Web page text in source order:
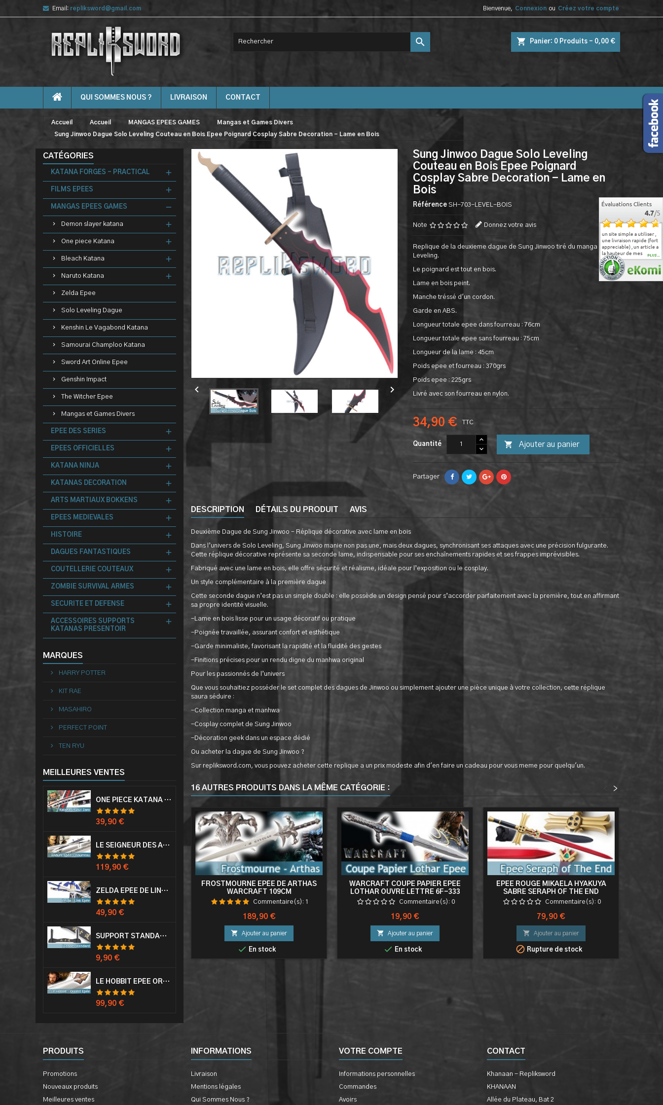
Email: repliksword@gmail.com Bienvenue, Connexion ou Créez votre compte
shopping_cart Panier: 0 Produits - 0,00 €

QUI SOMMES NOUS ? LIVRAISON CONTACT
Accueil Accueil MANGAS EPEES GAMES
Mangas et Games Divers
Sung Jinwoo Dague Solo Leveling Couteau en Bois Epee Poignard Cosplay Sabre Decoration - Lame en Bois
CATÉGORIES
KATANA FORGES - PRACTICAL
FILMS EPEES
MANGAS EPEES GAMES
Demon slayer katana
One piece Katana
Bleach Katana
Naruto Katana
Zelda Epee
Solo Leveling Dague
Kenshin Le Vagabond Katana
Samourai Champloo Katana
Sword Art Online Epee
Genshin Impact
The Witcher Epee
Mangas et Games Divers
EPEE DES SERIES
EPEES OFFICIELLES
KATANA NINJA
KATANAS DECORATION
ARTS MARTIAUX BOKKENS
EPEES MEDIEVALES
HISTOIRE
DAGUES FANTASTIQUES
COUTELLERIE COUTEAUX
ZOMBIE SURVIVAL ARMES
SECURITE ET DEFENSE
ACCESSOIRES SUPPORTS
KATANAS PRESENTOIR
MARQUES
HARRY POTTER
KIT RAE
MASAHIRO
PERFECT POINT
TEN RYU
MEILLEURES VENTES
ONE PIECE KATANA ZORO RORONOA SHUSUI EPÉE SABRE ACIER
Prix
39,90 €
LE SEIGNEUR DES ANNEAUX EPÉE ANDURIL ARAGORN
Prix
119,90 €
ZELDA EPÉE DE LINK AVEC FOURREAU MASTER SWORD EPEE
Prix
49,90 €
SUPPORT STANDARD KATANA EPÉE
Prix
9,90 €
LE HOBBIT EPÉE ORCRIST EPÉE DE THORIN SABRE + PLAQUE MURALE EN BOIS
Prix
99,90 €
 
Sung Jinwoo Dague Solo Leveling
Couteau en Bois Epee Poignard
Cosplay Sabre Decoration - Lame en
Bois
Référence SH-703-LEVEL-BOIS
Note Donnez votre avis
Replique de la deuxieme dague de Sung Jinwoo tiré du manga Solo
Leveling.
Le poignard est tout en bois.
Lame en bois peint.
Manche tréssé d'un cordon.
Garde en ABS.
Longueur totale epee dans fourreau : 76cm
Longueur totale epee sans fourreau : 75cm
Longueur de la lame : 45cm
Poids epee et fourreau : 370grs
Poids epee : 225grs
Livré avec son fourreau en nylon.
34,90 € TTC
Quantité  Ajouter au panier
Partager
DESCRIPTION DÉTAILS DU PRODUIT AVIS
Deuxième Dague de Sung Jinwoo – Réplique décorative avec lame en bois
Dans l’univers de Solo Leveling, Sung Jinwoo manie non pas une, mais deux dagues, synchronisant ses attaques avec une précision fulgurante.
Cette réplique décorative représente sa seconde lame, indispensable pour ses enchaînements rapides et ses frappes imprévisibles.
Fabriqué avec une lame en bois, elle offre sécurité et réalisme, idéale pour l’exposition ou le cosplay.
Un style complémentaire à la première dague
Cette seconde dague n’est pas un simple double : elle possède un design pensé pour s’accorder parfaitement avec la première, tout en affirmant
sa propre identité visuelle.
-Lame en bois lisse pour un usage décoratif ou pratique
-Poignée travaillée, assurant confort et esthétique
-Garde minimaliste, favorisant la rapidité et la fluidité des gestes
-Finitions précises pour un rendu digne du manhwa original
Pour les passionnés de l’univers
Que vous souhaitiez posséder le set complet des dagues de Jinwoo ou simplement ajouter une pièce unique à votre collection, cette réplique
saura séduire :
-Collection manga et manhwa
-Cosplay complet de Sung Jinwoo
-Décoration geek dans un espace dédié
Ou acheter la dague de Sung Jinwoo ?
Sur repliksword.com, vous pouvez acheter cette replique a un prix modeste afin d'en faire un cadeau pour vous meme pour quelqu'un.
16 AUTRES PRODUITS DANS LA MÊME CATÉGORIE : >
FROSTMOURNE EPÉE DE ARTHAS
WARCRAFT 109CM
Commentaire(s): 1
Prix
189,90 €
 Ajouter au panier
 En stock
WARCRAFT COUPE PAPIER EPEE
LOTHAR OUVRE LETTRE 6F-333
Commentaire(s): 0
Prix
19,90 €
 Ajouter au panier
 En stock
EPEE ROUGE MIKAELA HYAKUYA
SABRE SERAPH OF THE END
Commentaire(s): 0
Prix
79,90 €
 Ajouter au panier
 Rupture de stock
PRODUITS
Promotions
Nouveaux produits
Meilleures ventes
INFORMATIONS
Livraison
Mentions légales
Qui Sommes Nous ?
VOTRE COMPTE
Informations personnelles
Commandes
Avoirs
CONTACT
Khanaan - Repliksword
KHANAAN
Allée du Plateau, Bat 2
Évaluations Clients
4.7/5
emballé
bemol concernant le
un site simple a utiliser ,
une livraison rapide (fort
appreciable) , un article a
la hauteur de mes
attentes , sa description
pourrai peut etre plus
complete , une belle
finition merci pour cet
PLUS...